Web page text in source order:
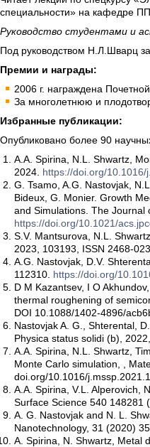
специальности» на кафедре
Руководство студентами и
Под руководством Н.Л.Шварц
Премии и награды:
2006 г. награждена
За многолетнюю и
Избранные публикации:
Опубликовано более 90
A.A. Spirina, N.L. Shwartz,
2024. https://doi.org/10.1016/
G. Tsamo, A.G. Nastovjak,
Bideux, G. Monier. Growth
and Simulations. The Journal
https://doi.org/10.1021/
S.V. Mantsurova, N.L.
2023, 103193, ISSN 2468-
A.G. Nastovjak, D.V.
112310. https://doi.org/
D M Kazantsev, I O
thermal roughening of
DOI 10.1088/1402-4896/
Nastovjak A. G., Shterental,
Physica status solidi (b),
A.A. Spirina, N.L. Shwartz,
Monte Carlo simulation, ,
doi.org/10.1016/
A.A. Spirina, V.L. Alperovich,
Surface Science 540 148281
A. G. Nastovjak and N. L.
Nanotechnology, 31 (2020)
A. Spirina, N. Shwartz, Metal